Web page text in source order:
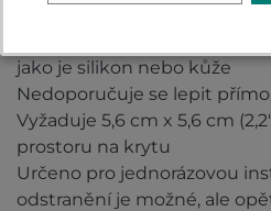
jako je silikon nebo kůže
Nedoporučuje se lepit
Vyžaduje 5,6 cm x 5,6 cm
prostoru na krytu
Určeno pro jednorázovou
odstranění je možné, ale